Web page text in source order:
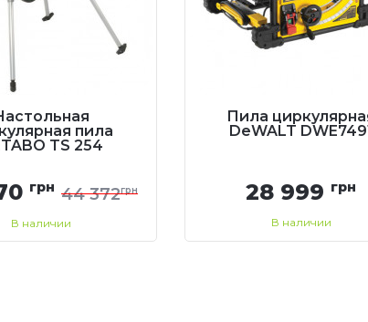
пила
TS 254
грн 44 372грн
В наличии
Пила
DeWALT
28 999 грн
В наличии